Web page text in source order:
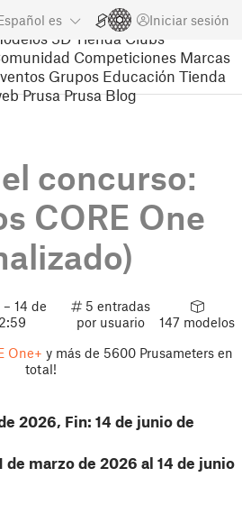
es Iniciar sesión
3D Tienda Clubs
Competiciones Marcas
Grupos Educación Tienda
Prusa Prusa Blog
concurso:
CORE One
14 de
5 entradas
por usuario
147 modelos
One+ y más de 5600 Prusameters en
total!
2026, Fin: 14 de junio de
de marzo de 2026 al 14 de junio